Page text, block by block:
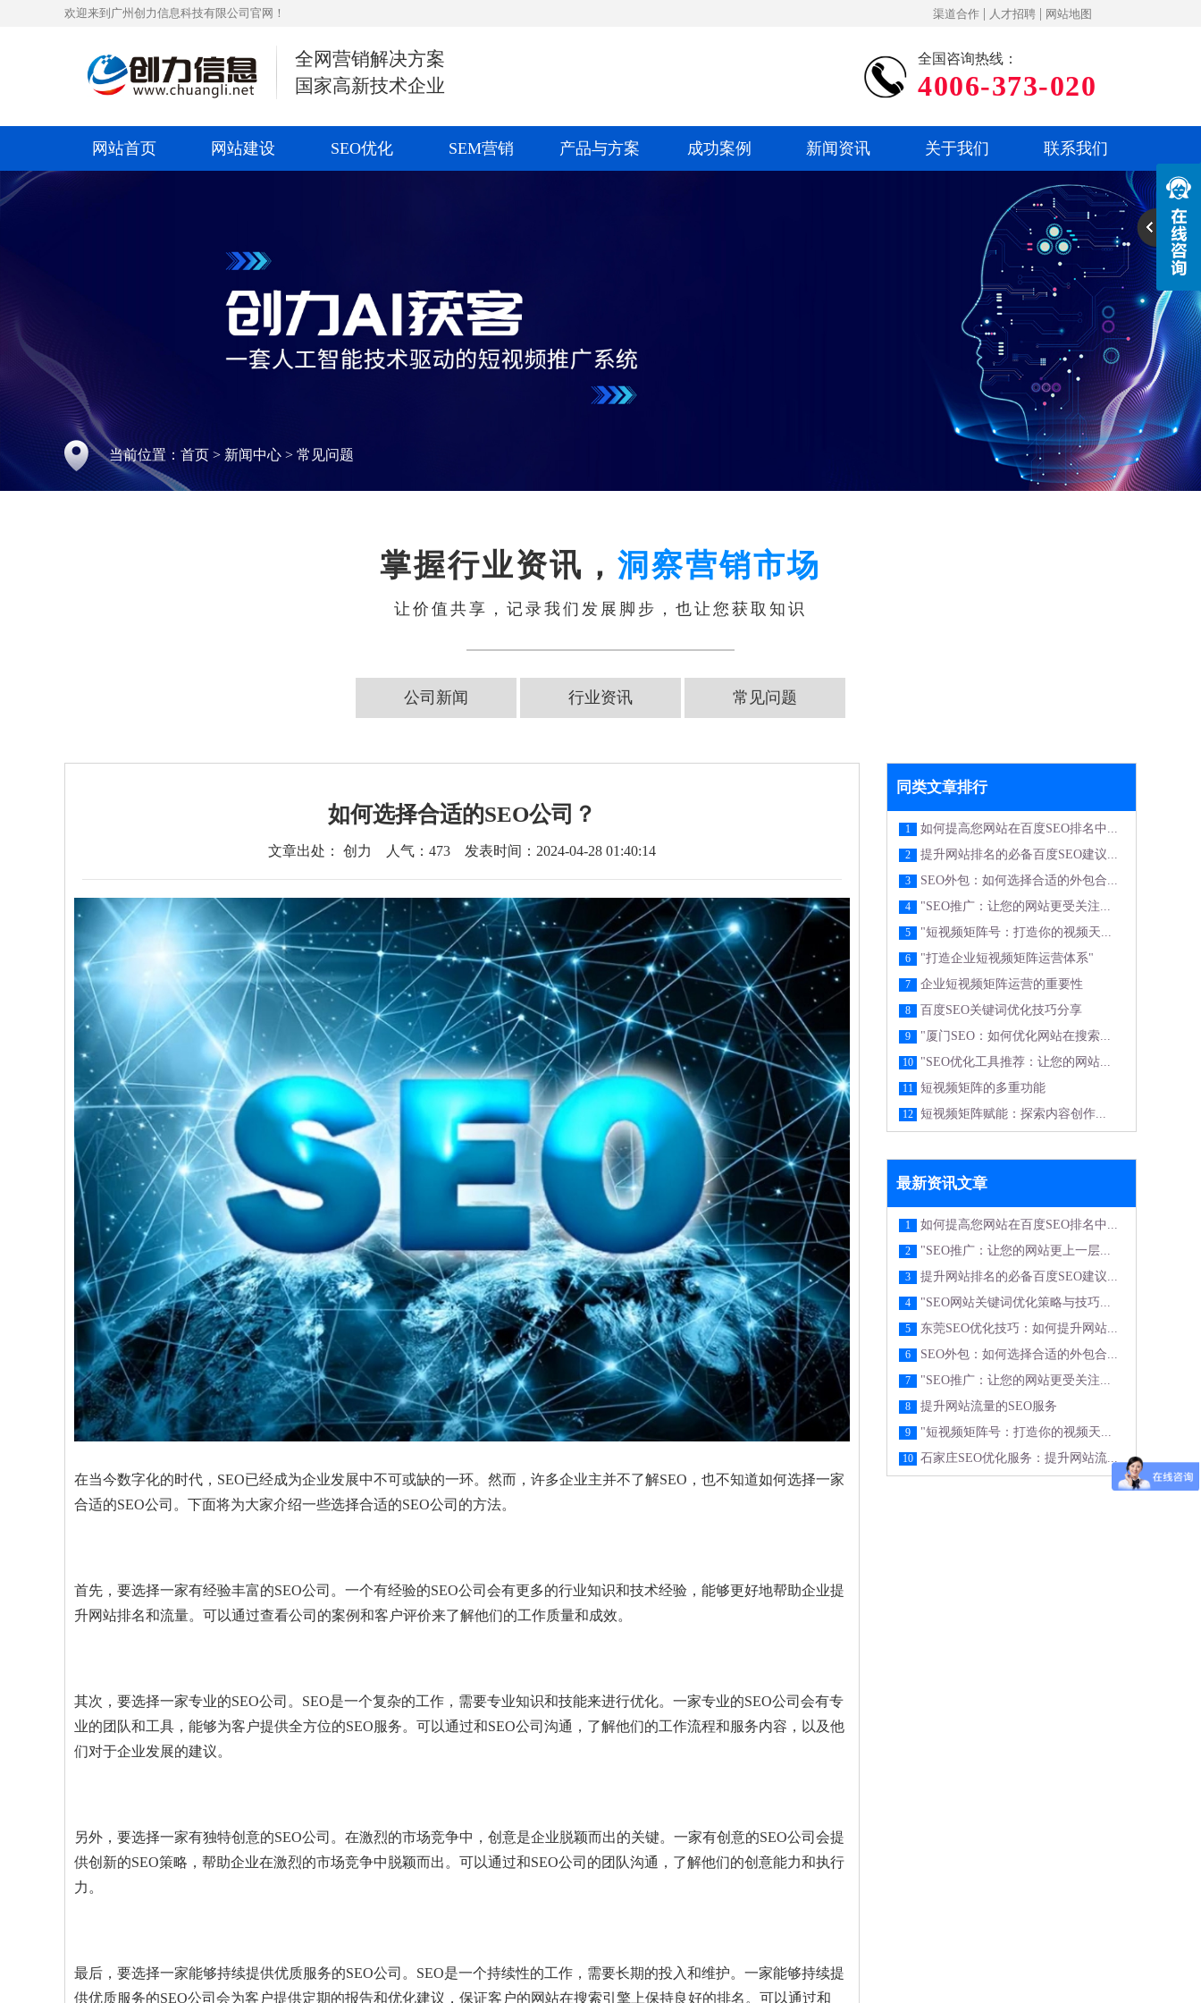
欢迎来到广州创力信息科技有限公司官网！ 渠道合作 | 人才招聘 | 网站地图
全网营销解决方案
国家高新技术企业
全国咨询热线：
4006-373-020
网站首页 网站建设 SEO优化 SEM营销 产品与方案 成功案例 新闻资讯 关于我们 联系我们
当前位置： 首页 > 新闻中心 > 常见问题
掌握行业资讯， 洞察营销市场
让价值共享，记录我们发展脚步，也让您获取知识
公司新闻 行业资讯 常见问题
如何选择合适的SEO公司？
文章出处： 创力 人气： 473 发表时间：2024-04-28 01:40:14
在当今数字化的时代，SEO已经成为企业发展中不可或缺的一环。然而，许多企业主并不了解SEO，也不知道如何选择一家
合适的SEO公司。下面将为大家介绍一些选择合适的SEO公司的方法。
首先，要选择一家有经验丰富的SEO公司。一个有经验的SEO公司会有更多的行业知识和技术经验，能够更好地帮助企业提
升网站排名和流量。可以通过查看公司的案例和客户评价来了解他们的工作质量和成效。
其次，要选择一家专业的SEO公司。SEO是一个复杂的工作，需要专业知识和技能来进行优化。一家专业的SEO公司会有专
业的团队和工具，能够为客户提供全方位的SEO服务。可以通过和SEO公司沟通，了解他们的工作流程和服务内容，以及他
们对于企业发展的建议。
另外，要选择一家有独特创意的SEO公司。在激烈的市场竞争中，创意是企业脱颖而出的关键。一家有创意的SEO公司会提
供创新的SEO策略，帮助企业在激烈的市场竞争中脱颖而出。可以通过和SEO公司的团队沟通，了解他们的创意能力和执行
力。
最后，要选择一家能够持续提供优质服务的SEO公司。SEO是一个持续性的工作，需要长期的投入和维护。一家能够持续提
供优质服务的SEO公司会为客户提供定期的报告和优化建议，保证客户的网站在搜索引擎上保持良好的排名。可以通过和
同类文章排行
1 如何提高您网站在百度SEO排名中...
2 提升网站排名的必备百度SEO建议...
3 SEO外包：如何选择合适的外包合...
4 "SEO推广：让您的网站更受关注...
5 "短视频矩阵号：打造你的视频天...
6 "打造企业短视频矩阵运营体系"
7 企业短视频矩阵运营的重要性
8 百度SEO关键词优化技巧分享
9 "厦门SEO：如何优化网站在搜索...
10 "SEO优化工具推荐：让您的网站...
11 短视频矩阵的多重功能
12 短视频矩阵赋能：探索内容创作...
最新资讯文章
1 如何提高您网站在百度SEO排名中...
2 "SEO推广：让您的网站更上一层...
3 提升网站排名的必备百度SEO建议...
4 "SEO网站关键词优化策略与技巧...
5 东莞SEO优化技巧：如何提升网站...
6 SEO外包：如何选择合适的外包合...
7 "SEO推广：让您的网站更受关注...
8 提升网站流量的SEO服务
9 "短视频矩阵号：打造你的视频天...
10 石家庄SEO优化服务：提升网站流...